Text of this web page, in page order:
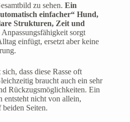
zu sehen. Ein
einfacher“ Hund,
Strukturen, Zeit und
Anpassungsfähigkeit sorgt
einfügt, ersetzt aber keine
dass diese Rasse oft
braucht auch ein sehr
Rückzugsmöglichkeiten. Ein
entsteht nicht von allein,
beiden Seiten.